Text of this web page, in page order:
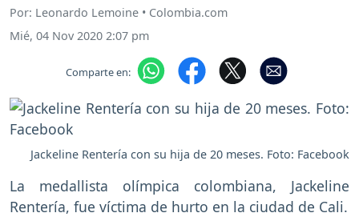
Por: Leonardo Lemoine • Colombia.com
Mié, 04 Nov 2020 2:07 pm
Comparte en:
Jackeline Rentería con su hija de 20 meses. Foto: Facebook
La medallista olímpica colombiana, Jackeline
Rentería, fue víctima de hurto en la ciudad de Cali.